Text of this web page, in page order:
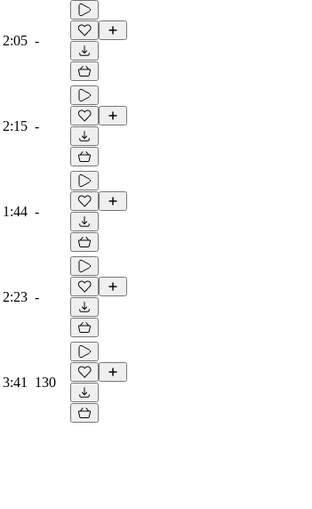
2:05 -
2:15 -
1:44 -
2:23 -
3:41 130